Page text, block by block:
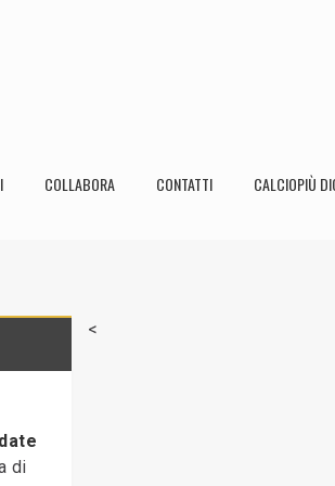
COLLABORA CONTATTI CALCIOPIÙ
di
<